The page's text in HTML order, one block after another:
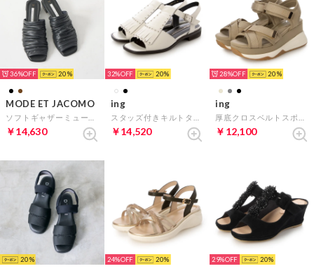
36% 20
MODE ET JACOMO
￥14,630
32% 20
ing
￥14,520
28% 20
ing
￥12,100
20 24% 20 29% 20